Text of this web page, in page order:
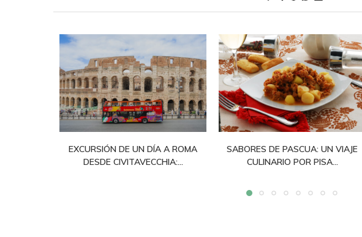
EXCURSIÓN DE UN DÍA A ROMA
DESDE CIVITAVECCHIA:...
SABORES DE PASCUA: UN VIAJE
CULINARIO POR PISA...